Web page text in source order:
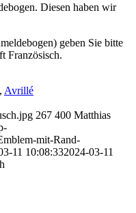
Diesen haben wir
geben Sie bitte
Französisch.
, Avrillé
267 400 Matthias
mit-Rand-
11 10:08:332024-03-11